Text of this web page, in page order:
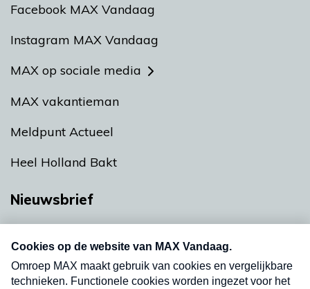
Facebook MAX Vandaag
Instagram MAX Vandaag
MAX op sociale media
MAX vakantieman
Meldpunt Actueel
Heel Holland Bakt
Nieuwsbrief
nieuwsbrief. Elke vrijdag- en dinsdagochtend in
uw mailbox.